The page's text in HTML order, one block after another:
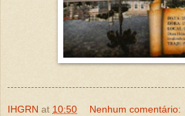
IHGRN at 10:50 Nenhum comentário: